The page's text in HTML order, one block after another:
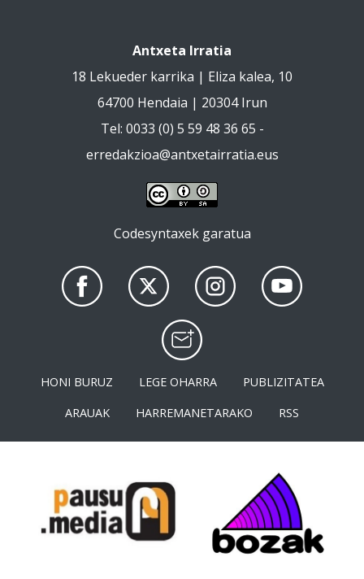
Antxeta Irratia
18 Lekueder karrika | Eliza kalea, 10
64700 Hendaia | 20304 Irun
Tel: 0033 (0) 5 59 48 36 65 -
erredakzioa@antxetairratia.eus
Codesyntaxek garatua
HONI BURUZ LEGE OHARRA
PUBLIZITATEA
ARAUAK
HARREMANETARAKO RSS